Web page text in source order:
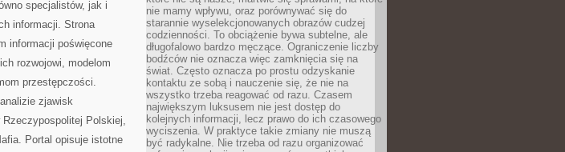
specjalistów, jak i
informacji. Strona
informacji poświęcone
rozwojowi, modelom
przestępczości.
zjawisk
Polskiej,
Portal opisuje istotne
nie mamy wpływu, oraz porównywać się do
starannie wyselekcjonowanych obrazów cudzej
codzienności. To obciążenie bywa subtelne, ale
długofalowo bardzo męczące. Ograniczenie liczby
bodźców nie oznacza więc zamknięcia się na
świat. Często oznacza po prostu odzyskanie
kontaktu ze sobą i nauczenie się, że nie na
wszystko trzeba reagować od razu. Czasem
największym luksusem nie jest dostęp do
kolejnych informacji, lecz prawo do ich czasowego
wyciszenia. W praktyce takie zmiany nie muszą
być radykalne. Nie trzeba od razu organizować